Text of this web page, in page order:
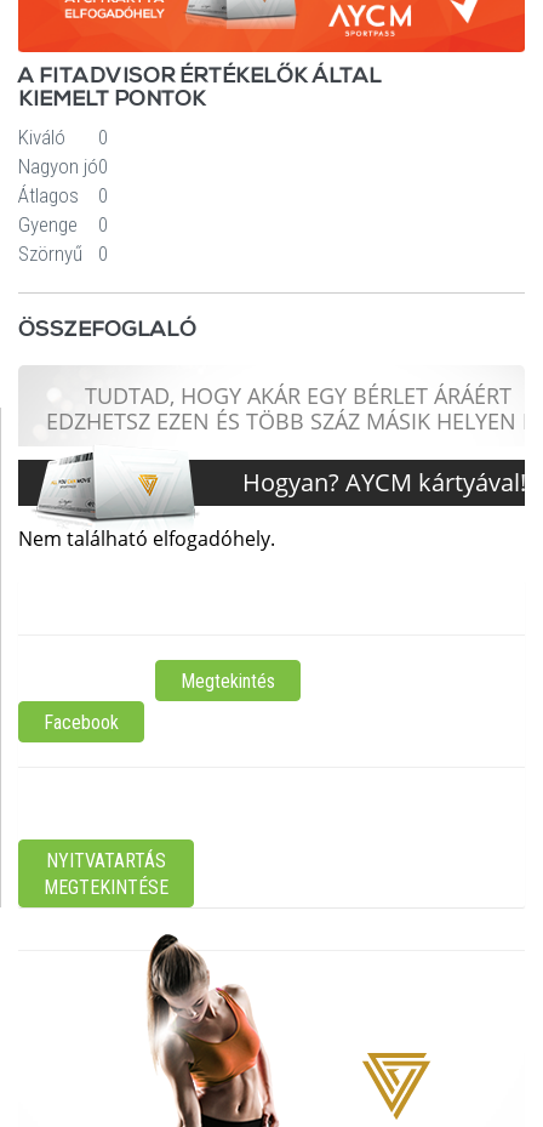
A FITADVISOR ÉRTÉKELŐK ÁLTAL
KIEMELT PONTOK
Kiváló
0
Nagyon jó0
Átlagos
0
Gyenge
0
Szörnyű
0
ÖSSZEFOGLALÓ
Megtekintés
Facebook
NYITVATARTÁS
MEGTEKINTÉSE